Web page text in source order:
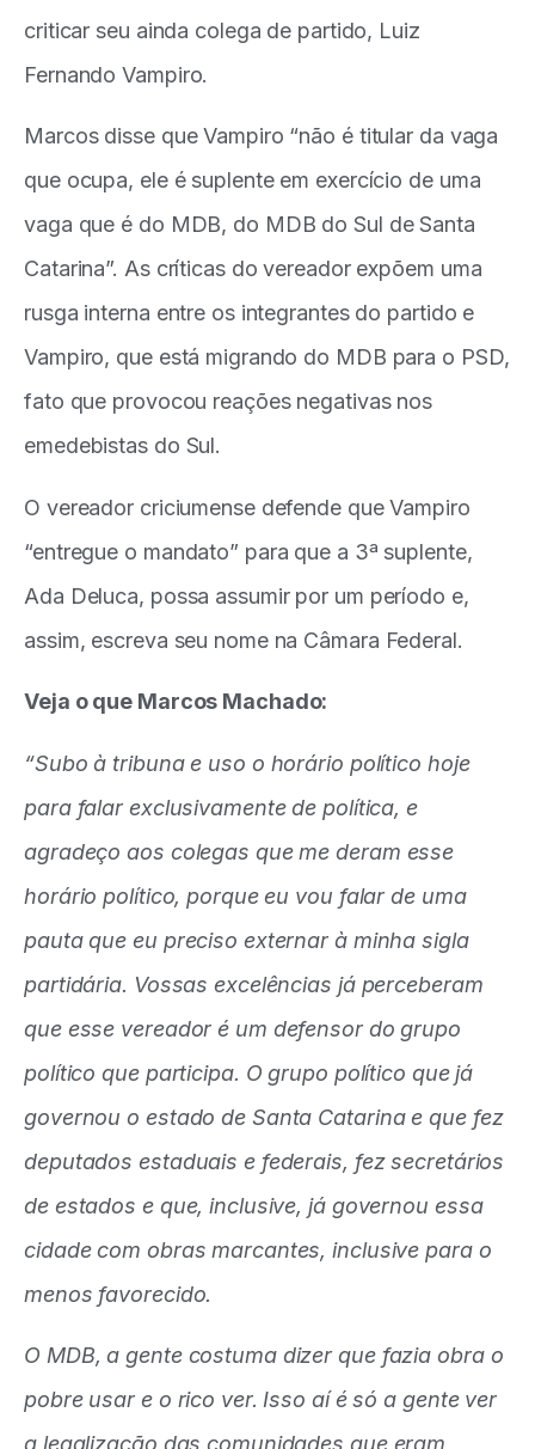
criticar seu ainda colega de partido, Luiz
Fernando Vampiro.
Marcos disse que Vampiro “não é titular da vaga
que ocupa, ele é suplente em exercício de uma
vaga que é do MDB, do MDB do Sul de Santa
Catarina”. As críticas do vereador expõem uma
rusga interna entre os integrantes do partido e
Vampiro, que está migrando do MDB para o PSD,
fato que provocou reações negativas nos
emedebistas do Sul.
O vereador criciumense defende que Vampiro
“entregue o mandato” para que a 3ª suplente,
Ada Deluca, possa assumir por um período e,
assim, escreva seu nome na Câmara Federal.
Veja o que Marcos Machado:
“Subo à tribuna e uso o horário político hoje
para falar exclusivamente de política, e
agradeço aos colegas que me deram esse
horário político, porque eu vou falar de uma
pauta que eu preciso externar à minha sigla
partidária. Vossas excelências já perceberam
que esse vereador é um defensor do grupo
político que participa. O grupo político que já
governou o estado de Santa Catarina e que fez
deputados estaduais e federais, fez secretários
de estados e que, inclusive, já governou essa
cidade com obras marcantes, inclusive para o
menos favorecido.
O MDB, a gente costuma dizer que fazia obra o
pobre usar e o rico ver. Isso aí é só a gente ver
a legalização das comunidades que eram